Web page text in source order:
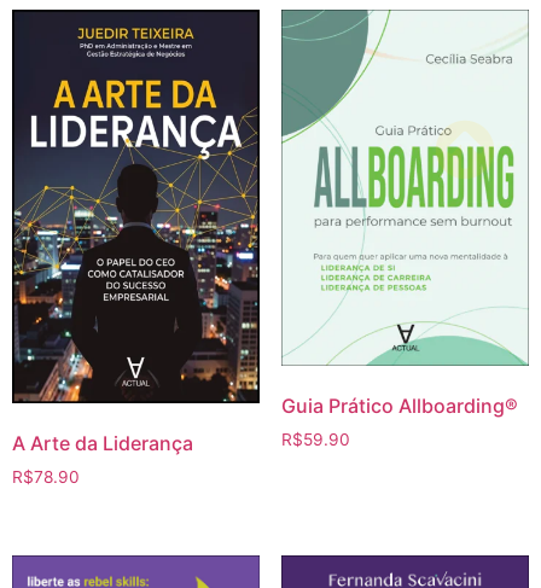
A Arte da Liderança
R$78.90
Guia Prático Allboarding®
R$59.90